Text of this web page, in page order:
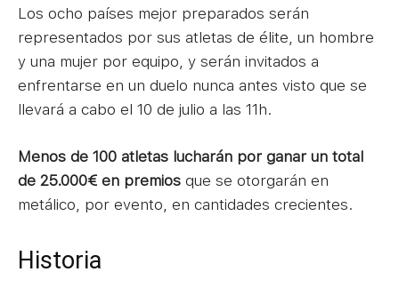
Los ocho países mejor preparados serán
representados por sus atletas de élite, un hombre
y una mujer por equipo, y serán invitados a
enfrentarse en un duelo nunca antes visto que se
llevará a cabo el 10 de julio a las 11h.
Menos de 100 atletas lucharán por ganar un total
de 25.000€ en premios que se otorgarán en
metálico, por evento, en cantidades crecientes.
Historia